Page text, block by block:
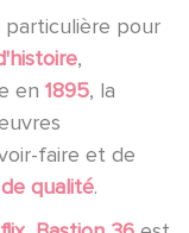
particulière pour
,
en 1895, la
faire et de
qualité.